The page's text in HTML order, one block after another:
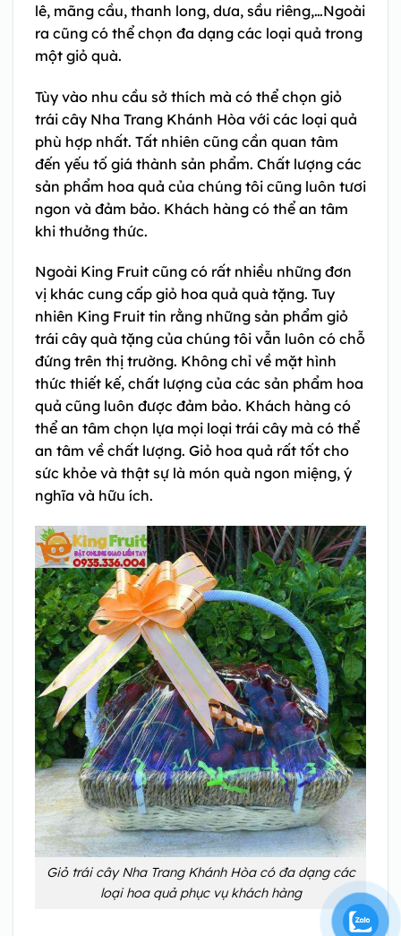
lê, mãng cầu, thanh long, dưa, sầu riêng,…Ngoài
ra cũng có thể chọn đa dạng các loại quả trong
một giỏ quà.
Tùy vào nhu cầu sở thích mà có thể chọn giỏ
trái cây Nha Trang Khánh Hòa với các loại quả
phù hợp nhất. Tất nhiên cũng cần quan tâm
đến yếu tố giá thành sản phẩm. Chất lượng các
sản phẩm hoa quả của chúng tôi cũng luôn tươi
ngon và đảm bảo. Khách hàng có thể an tâm
khi thưởng thức.
Ngoài King Fruit cũng có rất nhiều những đơn
vị khác cung cấp giỏ hoa quả quà tặng. Tuy
nhiên King Fruit tin rằng những sản phẩm giỏ
trái cây quà tặng của chúng tôi vẫn luôn có chỗ
đứng trên thị trường. Không chỉ về mặt hình
thức thiết kế, chất lượng của các sản phẩm hoa
quả cũng luôn được đảm bảo. Khách hàng có
thể an tâm chọn lựa mọi loại trái cây mà có thể
an tâm về chất lượng. Giỏ hoa quả rất tốt cho
sức khỏe và thật sự là món quà ngon miệng, ý
nghĩa và hữu ích.
Giỏ trái cây Nha Trang Khánh Hòa có đa dạng các
loại hoa quả phục vụ khách hàng